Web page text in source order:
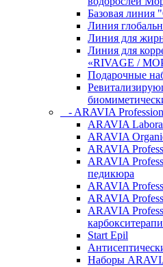
Базовая линия
Линия
Линия для
Линия для
«RIVAGE /
Подарочные
- ARAVIA
ARAVIA
ARAVIA
ARAVIA
ARAVIA
педикюра
ARAVIA
ARAVIA
ARAVIA
Start Epil
Наборы